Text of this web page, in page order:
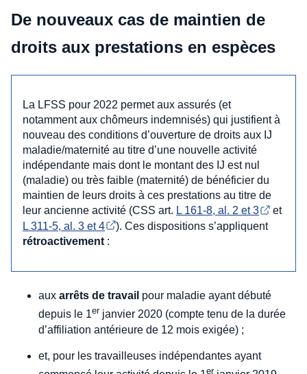
De nouveaux cas de maintien de
droits aux prestations en espèces
La LFSS pour 2022 permet aux assurés (et
notamment aux chômeurs indemnisés) qui justifient à
nouveau des conditions d’ouverture de droits aux IJ
maladie/maternité au titre d’une nouvelle activité
indépendante mais dont le montant des IJ est nul
(maladie) ou très faible (maternité) de bénéficier du
maintien de leurs droits à ces prestations au titre de
leur ancienne activité (CSS art. L 161-8, al. 2 et 3
et
L 311-5, al. 3 et 4
). Ces dispositions s’appliquent
rétroactivement:
aux arrêts de travail pour maladie ayant débuté
depuis le 1er janvier 2020 (compte tenu de la durée
d’affiliation antérieure de 12 mois exigée) ;
et, pour les travailleuses indépendantes ayant
er